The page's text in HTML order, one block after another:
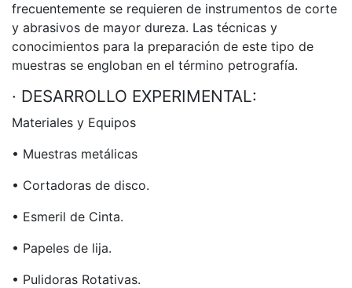
frecuentemente se requieren de instrumentos de corte
y abrasivos de mayor dureza. Las técnicas y
conocimientos para la preparación de este tipo de
muestras se engloban en el término petrografía.
· DESARROLLO EXPERIMENTAL:
Materiales y Equipos
• Muestras metálicas
• Cortadoras de disco.
• Esmeril de Cinta.
• Papeles de lija.
• Pulidoras Rotativas.